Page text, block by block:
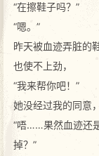
“在擦鞋子吗？”
“嗯。”
昨天被血迹弄脏的
也使不上劲，
“我来帮你吧！”
她没经过我的同意
“唔……果然血迹还
掉？”